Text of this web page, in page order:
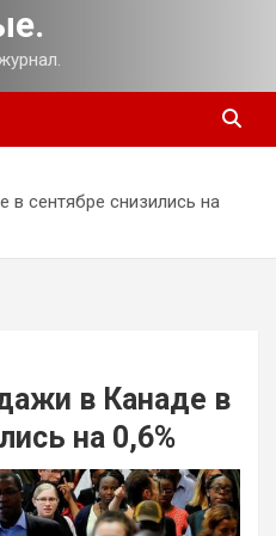
сентябре снизились на
в Канаде в
на 0,6%